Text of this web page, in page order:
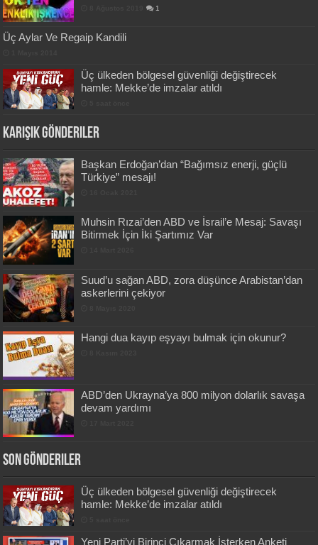
1
Üç Aylar Ve Regaip Kandili
Üç ülkeden bölgesel güvenliği değiştirecek
hamle: Mekke’de imzalar atıldı
Karışık Gönderiler
Başkan Erdoğan’dan “Bağımsız enerji, güçlü
Türkiye” mesajı!
Muhsin Rızai’den ABD ve İsrail’e Mesaj: Savaşı
Bitirmek İçin İki Şartımız Var
Suud’u sağan ABD, zora düşünce Arabistan’dan
askerlerini çekiyor
Hangi dua kayıp eşyayı bulmak için okunur?
ABD’den Ukrayna’ya 800 milyon dolarlık savaşa
devam yardımı
Son Gönderiler
Üç ülkeden bölgesel güvenliği değiştirecek
hamle: Mekke’de imzalar atıldı
Yeni Parti’yi Birinci Çıkarmak İsterken Anketi